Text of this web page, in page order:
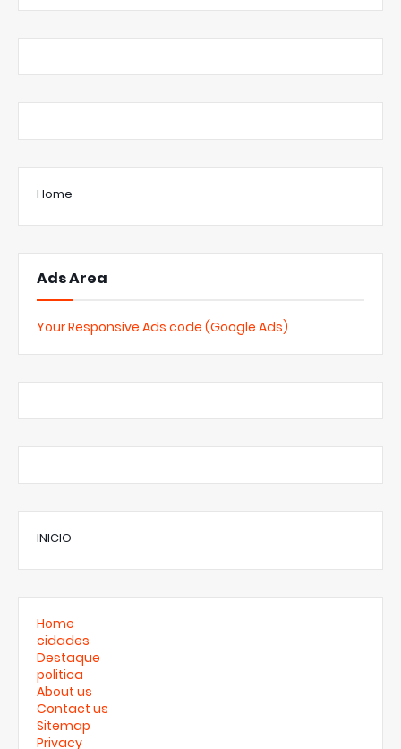
Home
Ads Area
Your Responsive Ads code (Google Ads)
INICIO
Home
cidades
Destaque
politica
About us
Contact us
Sitemap
Privacy